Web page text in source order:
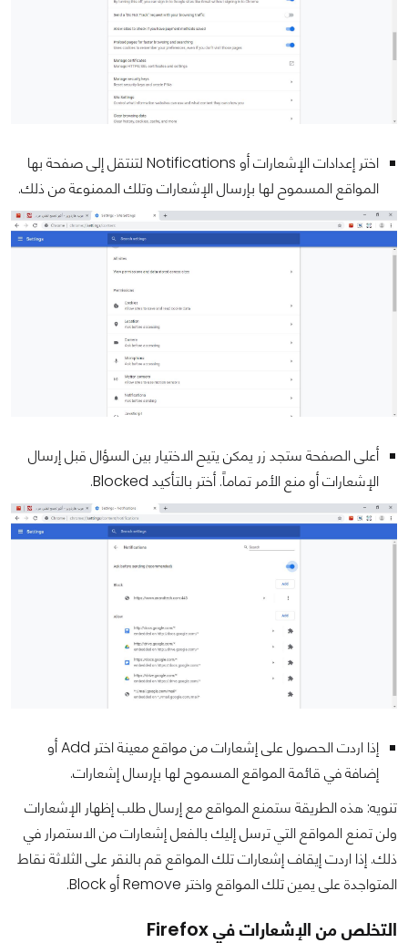
اختر إعدادات الإشعارات أو Notifications لتنتقل إلى صفحة بها
المواقع المسموح لها بإرسال الإشعارات وتلك الممنوعة من ذلك.
أعلى الصفحة ستجد زر يمكن يتيح الاختيار بين السؤال قبل إرسال
الإشعارات أو منع الأمر تماماً. أختر بالتأكيد Blocked.
إذا اردت الحصول على إشعارات من مواقع معينة اختر Add أو
إضافة في قائمة المواقع المسموح لها بإرسال إشعارات.
تنويه: هذه الطريقة ستمنع المواقع مع إرسال طلب إظهار الإشعارات
ولن تمنع المواقع التي ترسل إليك بالفعل إشعارات من الاستمرار في
ذلك. إذا اردت إيقاف إشعارات تلك المواقع قم بالنقر على الثلاثة نقاط
المتواجدة على يمين تلك المواقع واختر Remove أو Block.
التخلص من الإشعارات في Firefox